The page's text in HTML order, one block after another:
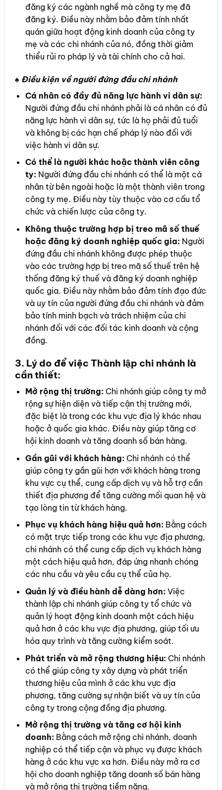
đăng ký các ngành nghề mà công ty mẹ đã
đăng ký. Điều này nhằm bảo đảm tính nhất
quán giữa hoạt động kinh doanh của công ty
mẹ và các chi nhánh của nó, đồng thời giảm
thiểu rủi ro pháp lý và tài chính cho cả hai.
♠ Điều kiện về người đứng đầu chi nhánh
Cá nhân có đầy đủ năng lực hành vi dân sự:
Người đứng đầu chi nhánh phải là cá nhân có đủ
năng lực hành vi dân sự, tức là họ phải đủ tuổi
và không bị các hạn chế pháp lý nào đối với
việc hành vi dân sự.
Có thể là người khác hoặc thành viên công
ty: Người đứng đầu chi nhánh có thể là một cá
nhân từ bên ngoài hoặc là một thành viên trong
công ty mẹ. Điều này tùy thuộc vào cơ cấu tổ
chức và chiến lược của công ty.
Không thuộc trường hợp bị treo mã số thuế
hoặc đăng ký doanh nghiệp quốc gia: Người
đứng đầu chi nhánh không được phép thuộc
vào các trường hợp bị treo mã số thuế trên hệ
thống đăng ký thuế và đăng ký doanh nghiệp
quốc gia. Điều này nhằm bảo đảm tính đạo đức
và uy tín của người đứng đầu chi nhánh và đảm
bảo tính minh bạch và trách nhiệm của chi
nhánh đối với các đối tác kinh doanh và cộng
đồng.
3. Lý do để việc Thành lập chi nhánh là
cần thiết:
Mở rộng thị trường: Chi nhánh giúp công ty mở
rộng sự hiện diện và tiếp cận thị trường mới,
đặc biệt là trong các khu vực địa lý khác nhau
hoặc ở quốc gia khác. Điều này giúp tăng cơ
hội kinh doanh và tăng doanh số bán hàng.
Gần gũi với khách hàng: Chi nhánh có thể
giúp công ty gần gũi hơn với khách hàng trong
khu vực cụ thể, cung cấp dịch vụ và hỗ trợ cần
thiết địa phương để tăng cường mối quan hệ và
tạo lòng tin từ khách hàng.
Phục vụ khách hàng hiệu quả hơn: Bằng cách
có mặt trực tiếp trong các khu vực địa phương,
chi nhánh có thể cung cấp dịch vụ khách hàng
một cách hiệu quả hơn, đáp ứng nhanh chóng
các nhu cầu và yêu cầu cụ thể của họ.
Quản lý và điều hành dễ dàng hơn: Việc
thành lập chi nhánh giúp công ty tổ chức và
quản lý hoạt động kinh doanh một cách hiệu
quả hơn ở các khu vực địa phương, giúp tối ưu
hóa quy trình và tăng cường kiểm soát.
Phát triển và mở rộng thương hiệu: Chi nhánh
có thể giúp công ty xây dựng và phát triển
thương hiệu của mình ở các khu vực địa
phương, tăng cường sự nhận biết và uy tín của
công ty trong cộng đồng địa phương.
Mở rộng thị trường và tăng cơ hội kinh
doanh: Bằng cách mở rộng chi nhánh, doanh
nghiệp có thể tiếp cận và phục vụ được khách
hàng ở các khu vực xa hơn. Điều này mở ra cơ
hội cho doanh nghiệp tăng doanh số bán hàng
và mở rộng thị trường tiềm năng.